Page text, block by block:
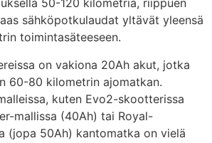
50-120 kilometriä, riippuen
sähköpotkulaudat yltävät yleensä
toimintasäteeseen.
on vakiona 20Ah akut, jotka
60-80 kilometrin ajomatkan.
kuten Evo2-skootterissa
mallissa (40Ah) tai Royal-
(jopa 50Ah) kantomatka on vielä